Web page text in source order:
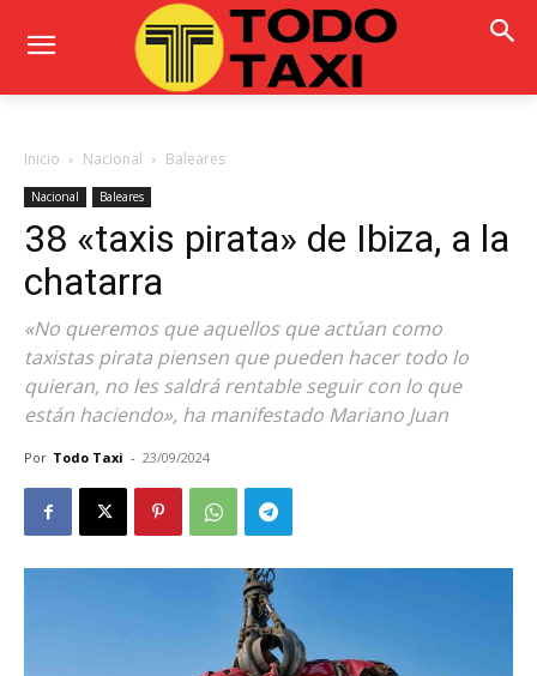
Inicio Nacional Baleares
Nacional Baleares
38 «taxis pirata» de Ibiza, a la
chatarra
«No queremos que aquellos que actúan como
taxistas pirata piensen que pueden hacer todo lo
quieran, no les saldrá rentable seguir con lo que
están haciendo», ha manifestado Mariano Juan
Por Todo Taxi - 23/09/2024